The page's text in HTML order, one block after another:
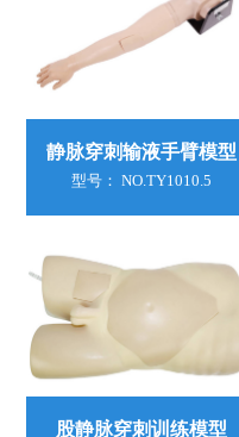
静脉穿刺输液手臂模型
型号： NO.TY1010.5
股静脉穿刺训练模型